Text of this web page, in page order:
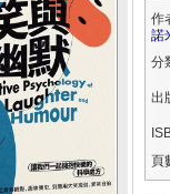
作
諾
分
出
頁